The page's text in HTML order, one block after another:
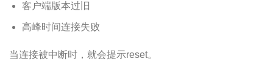
客户端版本过旧
高峰时间连接失败
当连接被中断时，就会提示reset。